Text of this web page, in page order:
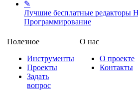
✎
Лучшие бесплатные редакторы
Программирование
Полезное
Инструменты
Проекты
Задать
вопрос
О нас
О проекте
Контакты